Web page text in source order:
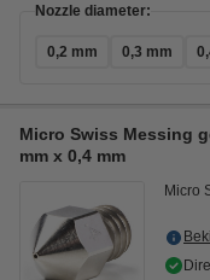
Nozzle diameter:
0,2 mm 0,3 mm
Micro Swiss Messing
mm x 0,4 mm
Micro